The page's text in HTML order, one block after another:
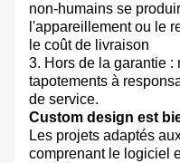
non-humains se
l'appareillement ou le
le coût de livraison
3. Hors de la garantie :
tapotements à
de service.
Custom design est
Les projets adaptés
comprenant le logiciel